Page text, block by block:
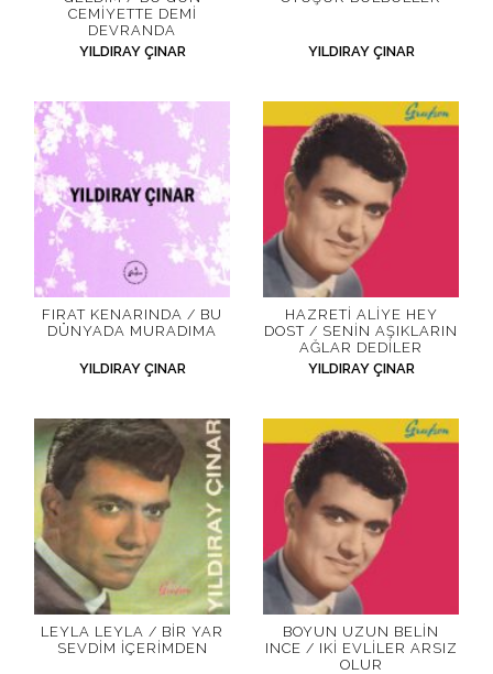
CEMIYETTE DEMI
DEVRANDA
YILDIRAY ÇINAR
YILDIRAY ÇINAR
FIRAT KENARINDA / BU
DÜNYADA MURADIMA
YILDIRAY ÇINAR
HAZRETI ALIYE HEY
DOST / SENIN AŞIKLARIN
AĞLAR DEDILER
YILDIRAY ÇINAR
LEYLA LEYLA / BIR YAR
SEVDIM İÇERIMDEN
BOYUN UZUN BELIN
INCE / IKI EVLILER ARSIZ
OLUR